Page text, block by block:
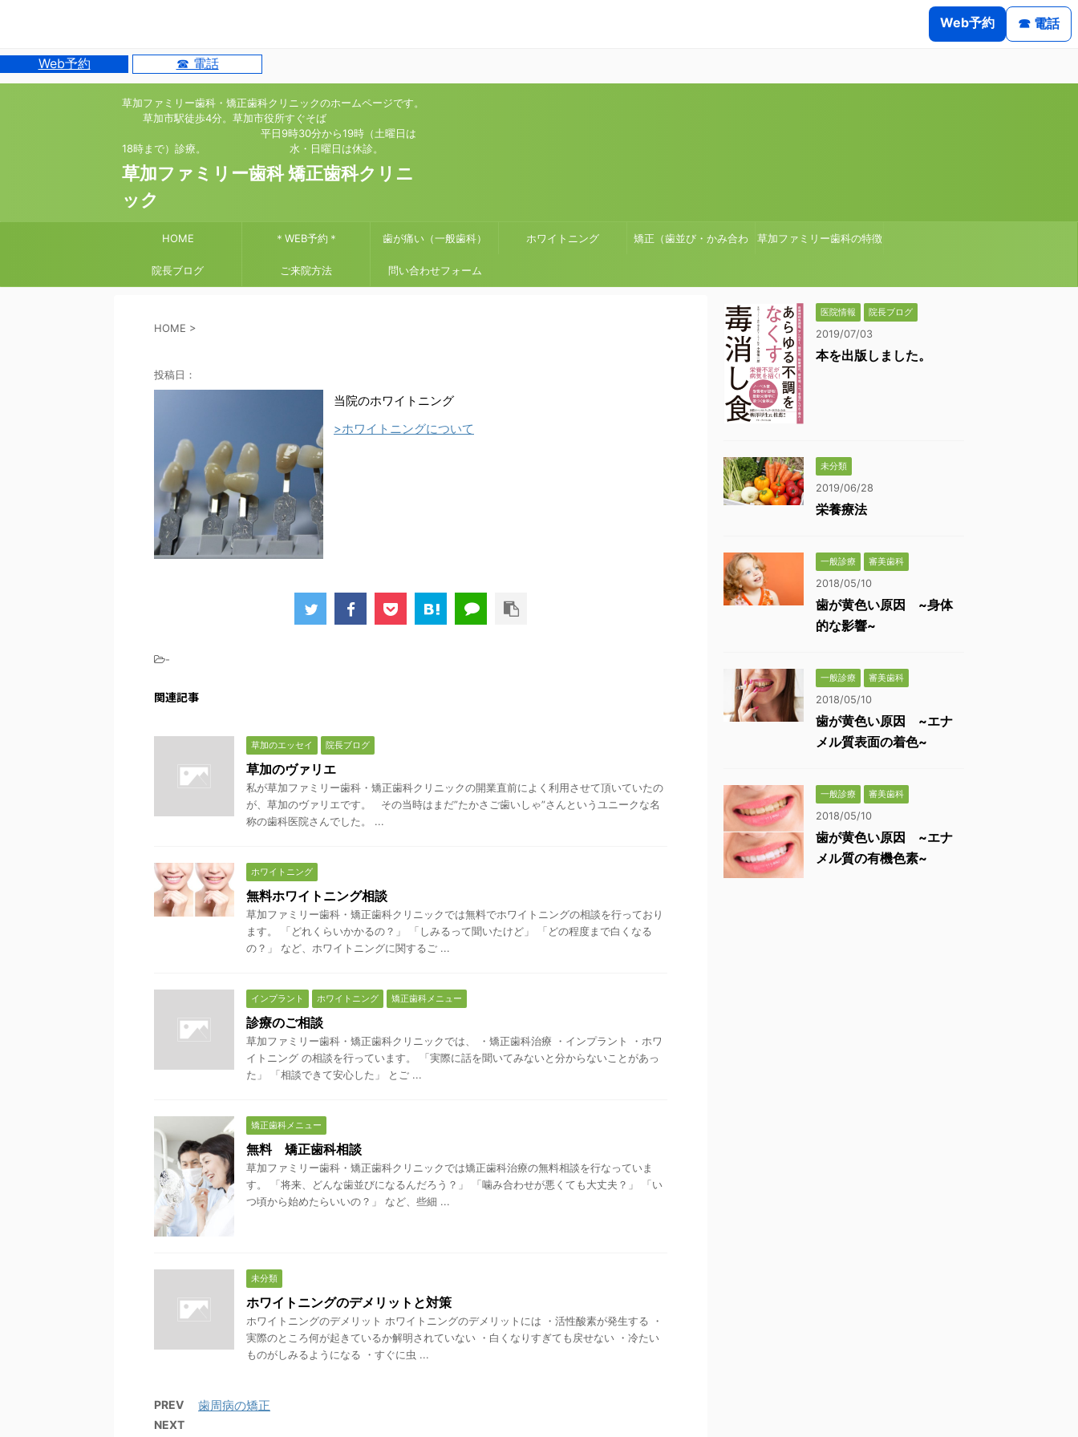
Web予約 ☎ 電話
Web予約 ☎ 電話
草加ファミリー歯科・矯正歯科クリニックのホームページです。
草加市駅徒歩4分。草加市役所すぐそば
平日9時30分から19時（土曜日は
18時まで）診療。 水・日曜日は休診。
草加ファミリー歯科 矯正歯科クリニ
ック
HOME ＊WEB予約＊ 歯が痛い（一般歯科） ホワイトニング 矯正（歯並び・かみ合わ 草加ファミリー歯科の特徴
院長ブログ ご来院方法 問い合わせフォーム
HOME >
投稿日：
当院のホワイトニング
>ホワイトニングについて
-
関連記事
草加のエッセイ 院長ブログ
草加のヴァリエ
私が草加ファミリー歯科・矯正歯科クリニックの開業直前によく利用させて頂いていたの
が、草加のヴァリエです。 その当時はまだ”たかさご歯いしゃ”さんというユニークな名
称の歯科医院さんでした。 ...
ホワイトニング
無料ホワイトニング相談
草加ファミリー歯科・矯正歯科クリニックでは無料でホワイトニングの相談を行っており
ます。 「どれくらいかかるの？」 「しみるって聞いたけど」 「どの程度まで白くなる
の？」 など、ホワイトニングに関するご ...
インプラント ホワイトニング 矯正歯科メニュー
診療のご相談
草加ファミリー歯科・矯正歯科クリニックでは、 ・矯正歯科治療 ・インプラント ・ホワ
イトニング の相談を行っています。 「実際に話を聞いてみないと分からないことがあっ
た」 「相談できて安心した」 とご ...
矯正歯科メニュー
無料 矯正歯科相談
草加ファミリー歯科・矯正歯科クリニックでは矯正歯科治療の無料相談を行なっていま
す。 「将来、どんな歯並びになるんだろう？」 「噛み合わせが悪くても大丈夫？」 「い
つ頃から始めたらいいの？」 など、些細 ...
未分類
ホワイトニングのデメリットと対策
ホワイトニングのデメリット ホワイトニングのデメリットには ・活性酸素が発生する ・
実際のところ何が起きているか解明されていない ・白くなりすぎても戻せない ・冷たい
ものがしみるようになる ・すぐに虫 ...
PREV 歯周病の矯正
NEXT
医院情報 院長ブログ
2019/07/03
本を出版しました。
未分類
2019/06/28
栄養療法
一般診療 審美歯科
2018/05/10
歯が黄色い原因 ~身体
的な影響~
一般診療 審美歯科
2018/05/10
歯が黄色い原因 ~エナ
メル質表面の着色~
一般診療 審美歯科
2018/05/10
歯が黄色い原因 ~エナ
メル質の有機色素~